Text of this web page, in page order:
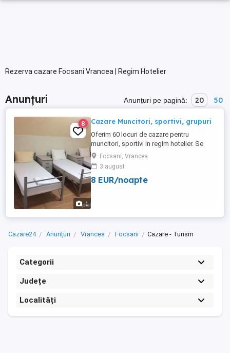
Rezerva cazare Focsani Vrancea | Regim Hotelier
Anunțuri Anunțuri pe pagină: 20 50
1
8 Cazare Muncitori, sportivi, grupuri
Oferim 60 locuri de cazare pentru
muncitori, sportivi in regim hotelier. Se
ofera toate conditiile de cazare + masa la
cerere. Pret persoana incepand de la 40
lei. Minim 4 persoane. Pentru detalii va
rugam sa ne apelati , numar camere: 15,
Focsani, Vrancea
3 august
8 EUR/noapte
Cazare24 Anunțuri Vrancea Focsani Cazare - Turism
Categorii
Județe
Localități